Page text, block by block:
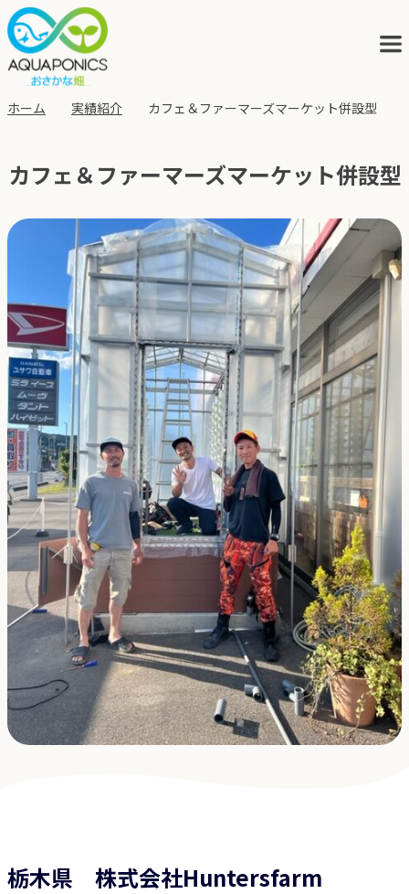
サービス
ブログ
会社概要
アクポニの歩み
採用
よくある質問
会社概要 プライバシーポリシー
オンラインストア
アクアポニックス説明会
ホーム 実績紹介 カフェ＆ファーマーズマーケット併設型
カフェ＆ファーマーズマーケット併設型
栃木県 株式会社Huntersfarm